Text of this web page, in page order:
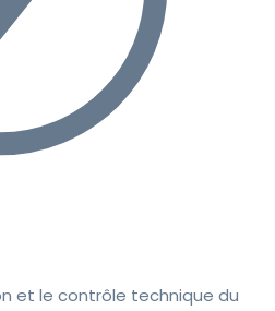
et le contrôle technique du